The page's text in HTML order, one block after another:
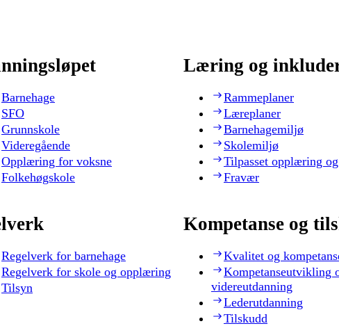
Barnehage
SFO
Grunnskole
Videregående
Opplæring for voksne
Folkehøgskole
Læring og
Rammeplaner
Læreplaner
Barnehagemiljø
Skolemiljø
Tilpasset opplæring
Fravær
Regelverk for barnehage
Regelverk for skole og opplæring
Tilsyn
Kompetanse og
Kvalitet og
Kompetanseutvikling
videreutdanning
Lederutdanning
Tilskudd